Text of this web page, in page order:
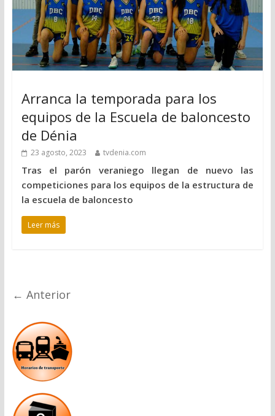
Arranca la temporada para los
equipos de la Escuela de baloncesto
de Dénia
23 agosto, 2023 tvdenia.com
Tras el parón veraniego llegan de nuevo las
competiciones para los equipos de la estructura de
la escuela de baloncesto
Leer más
← Anterior